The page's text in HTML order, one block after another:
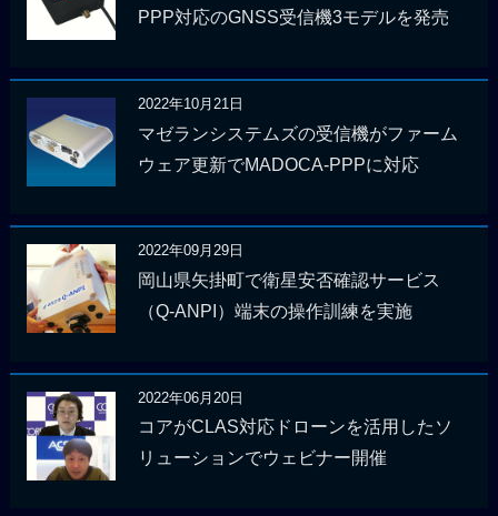
PPP対応のGNSS受信機3モデルを発売
2022年10月21日
マゼランシステムズの受信機がファーム
ウェア更新でMADOCA-PPPに対応
2022年09月29日
岡山県矢掛町で衛星安否確認サービス
（Q-ANPI）端末の操作訓練を実施
2022年06月20日
コアがCLAS対応ドローンを活用したソ
リューションでウェビナー開催